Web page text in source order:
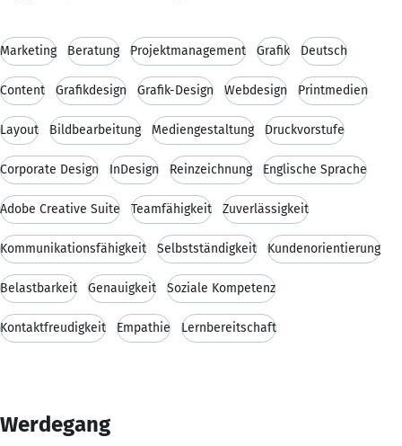
Marketing Beratung Projektmanagement Grafik Deutsch
Content Grafikdesign Grafik-Design Webdesign Printmedien
Layout Bildbearbeitung Mediengestaltung Druckvorstufe
Corporate Design InDesign Reinzeichnung Englische Sprache
Adobe Creative Suite Teamfähigkeit Zuverlässigkeit
Kommunikationsfähigkeit Selbstständigkeit Kundenorientierung
Belastbarkeit Genauigkeit Soziale Kompetenz
Kontaktfreudigkeit Empathie Lernbereitschaft
Werdegang